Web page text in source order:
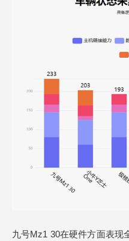
九号Mz1 30在硬件方面表现